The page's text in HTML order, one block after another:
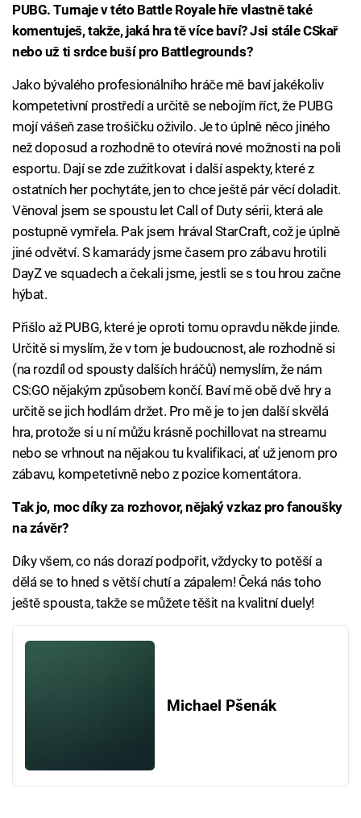
PUBG. Turnaje v této Battle Royale hře vlastně také
komentuješ, takže, jaká hra tě více baví? Jsi stále CSkař
nebo už ti srdce buší pro Battlegrounds?
Jako bývalého profesionálního hráče mě baví jakékoliv
kompetetivní prostředí a určitě se nebojím říct, že PUBG
mojí vášeň zase trošičku oživilo. Je to úplně něco jiného
než doposud a rozhodně to otevírá nové možnosti na poli
esportu. Dají se zde zužitkovat i další aspekty, které z
ostatních her pochytáte, jen to chce ještě pár věcí doladit.
Věnoval jsem se spoustu let Call of Duty sérii, která ale
postupně vymřela. Pak jsem hrával StarCraft, což je úplně
jiné odvětví. S kamarády jsme časem pro zábavu hrotili
DayZ ve squadech a čekali jsme, jestli se s tou hrou začne
hýbat.
Přišlo až PUBG, které je oproti tomu opravdu někde jinde.
Určitě si myslím, že v tom je budoucnost, ale rozhodně si
(na rozdíl od spousty dalších hráčů) nemyslím, že nám
CS:GO nějakým způsobem končí. Baví mě obě dvě hry a
určitě se jich hodlám držet. Pro mě je to jen další skvělá
hra, protože si u ní můžu krásně pochillovat na streamu
nebo se vrhnout na nějakou tu kvalifikaci, ať už jenom pro
zábavu, kompetetivně nebo z pozice komentátora.
Tak jo, moc díky za rozhovor, nějaký vzkaz pro fanoušky
na závěr?
Díky všem, co nás dorazí podpořit, vždycky to potěší a
dělá se to hned s větší chutí a zápalem! Čeká nás toho
ještě spousta, takže se můžete těšit na kvalitní duely!
Michael Pšenák